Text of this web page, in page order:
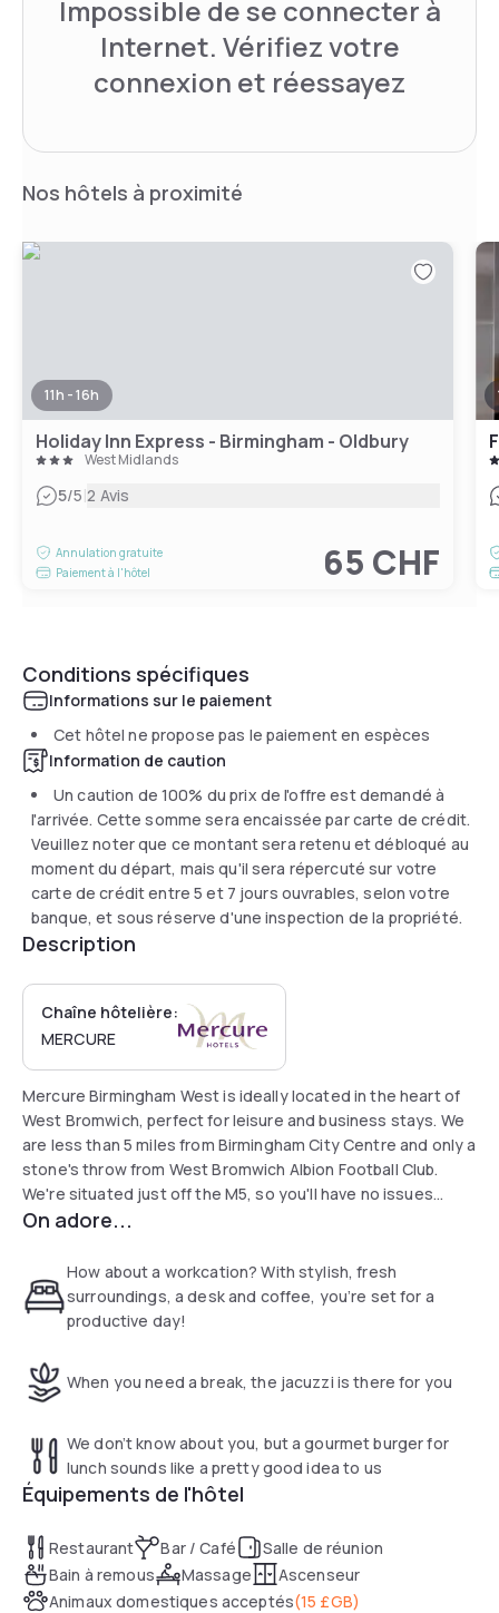
Impossible de se connecter à
Internet. Vérifiez votre
connexion et réessayez
Nos hôtels à proximité
11h - 16h
Holiday Inn Express - Birmingham - Oldbury
West Midlands
5/5|2 Avis
Annulation gratuite
Paiement à l'hôtel
65 CHF
Conditions spécifiques
Informations sur le paiement
Cet hôtel ne propose pas le paiement en espèces
Information de caution
Un caution de 100% du prix de l'offre est demandé à
l'arrivée. Cette somme sera encaissée par carte de crédit.
Veuillez noter que ce montant sera retenu et débloqué au
moment du départ, mais qu'il sera répercuté sur votre
carte de crédit entre 5 et 7 jours ouvrables, selon votre
banque, et sous réserve d'une inspection de la propriété.
Description
Chaîne hôtelière:
MERCURE
Mercure Birmingham West is ideally located in the heart of
West Bromwich, perfect for leisure and business stays. We
are less than 5 miles from Birmingham City Centre and only a
stone's throw from West Bromwich Albion Football Club.
We're situated just off the M5, so you'll have no issues
getting around if you want to explore further afield. At the
spacious rooms to relax with a drink or bite to eat.
On adore...
How about a workcation? With stylish, fresh
surroundings, a desk and coffee, you’re set for a
productive day!
When you need a break, the jacuzzi is there for you
We don’t know about you, but a gourmet burger for
lunch sounds like a pretty good idea to us
Équipements de l'hôtel
Restaurant Bar / Café
Salle de réunion
Bain à remous
Massage
Ascenseur
Animaux domestiques acceptés(15 £GB)